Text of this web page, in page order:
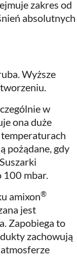
zakres od
absolutnych
Wyższe
w
ona duże
pożądane, gdy
100 mbar.
amixon®
jest
Zapobiega to
zachowują